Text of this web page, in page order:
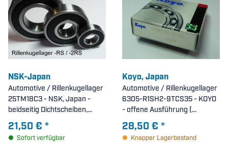
NSK-Japan
Automotive / Rillenkugellager
25TM18C3 - NSK, Japan -
beidseitig Dichtscheiben,
erhöhte radiale Lagerluft C3 (
25,4x52x15mm )
21,50 € *
Sofort verfügbar
Koyo, Japan
Automotive / Rillenkugellager
6305-R1SH2-9TCS35 - KOYO
- offene Ausführung (
25x62x16mm )
28,50 € *
Knapper Lagerbestand